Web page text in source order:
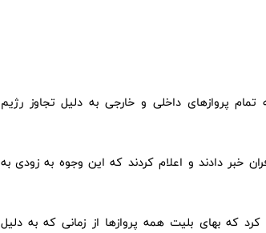
۲۳ خردادماه یعنی ۱۳ روز است که تمام پروازهای داخلی و خارجی به دلیل تجاوز رژیم
خبر دادند و اعلام کردند که این وجوه به زودی به
که بهای بلیت همه پروازها از زمانی که به دلیل